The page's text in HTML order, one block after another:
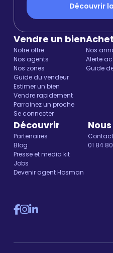
Découvrir
Vendre un bien
Notre offre
Nos agents
Nos zones
Guide du vendeur
Estimer un bien
Vendre rapidement
Parrainez un proche
Se connecter
Nos
Alerte
Guide
Découvrir
Partenaires
Blog
Presse et media kit
Jobs
Devenir agent Hosman
Contact
01 84 80